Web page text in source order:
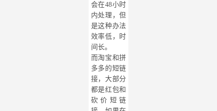
会在48小时
内处理，但
是这种办法
效率低，时
间长。
而淘宝和拼
多多的短链
接，大部分
都是红包和
砍价短链